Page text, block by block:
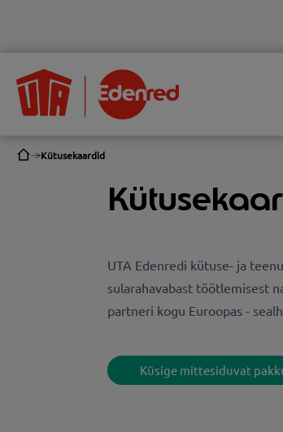
Kütusekaardid
UTA Edenredi kütuse- ja
sularahavabast töötlemisest
partneri kogu Euroopas -
Küsige mittesiduvat